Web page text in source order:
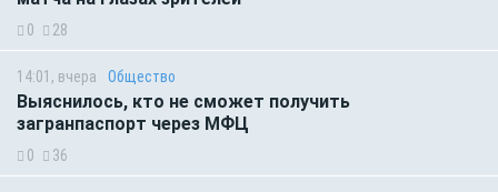
0 28
14:01, вчера Общество
Выяснилось, кто не сможет получить
загранпаспорт через МФЦ
0 36